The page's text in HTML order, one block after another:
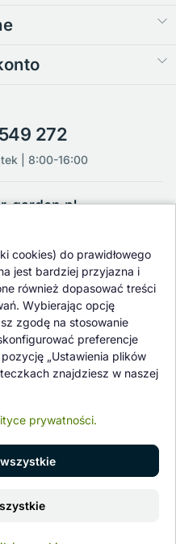
272
| 8:00-16:00
garden.pl
podlegają regularnej ścisłej
przeprowadzanej przez
Inspekcji Ochrony Roślin i
prawa zastrzeżone.
cookies) do prawidłowego
jest bardziej przyjazna i
również dopasować treści
Wybierając opcję
zgodę na stosowanie
preferencje
„Ustawienia plików
znajdziesz w naszej
prywatności.